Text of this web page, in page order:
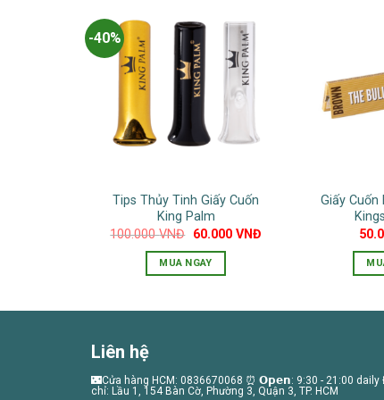
có
nhiều
biến
thể.
chọn
thể
được
chọn
trên
trang
phẩm
-40%
Tips Thủy Tinh Giấy Cuốn
King Palm
100.000VNĐ Giá
là:
100.000 VNĐ.
60.000 VNĐGiá
MUA NGAY
Giấy Cuốn
Liên hệ
🌃Cửa hàng HCM: 0836670068 ⏰ 𝗢𝗽𝗲𝗻: 9:30 - 21:00 daily
chỉ: Lầu 1, 154 Bàn Cờ, Phường 3, Quận 3, TP. HCM